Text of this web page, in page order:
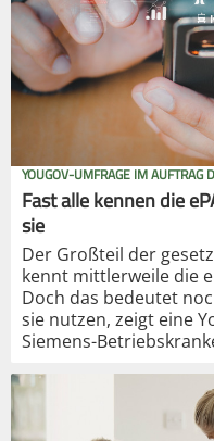
YOUGOV-UMFRAGE IM AUFTRAG
Fast alle kennen die
sie
Der Großteil der
kennt mittlerweile die
Doch das bedeutet
sie nutzen, zeigt eine
Siemens-